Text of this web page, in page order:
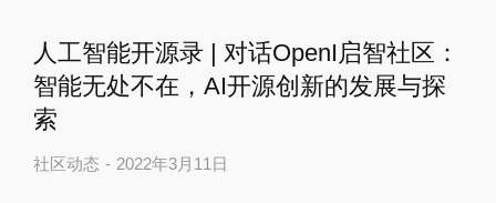
人工智能开源录 | 对话OpenI启智社区：
智能无处不在，AI开源创新的发展与探
索
社区动态 2022年3月11日